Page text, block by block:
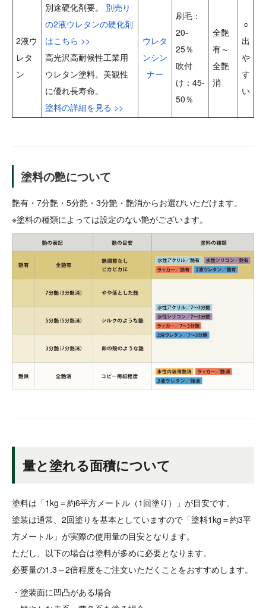
2液ウ
レタ
ン
別途硬化剤要。 別売り
の2液ウレタンの硬化剤
はこちら >>
高光沢高耐候性工業用
ウレタン塗料。美観性
に優れ長寿命。
塗料の詳細を見る >>
ウレタ
ンシン
ナー
刷毛：
20-
25％
吹付
け：45-
50％
全艶
有～
全艶
消
○
出
や
す
い
塗料の艶について
艶有・7分艶・5分艶・3分艶・艶消からお選びいただけます。
※塗料の種類によっては設定のない艶がございます。
量と塗れる面積について
塗料は「1kg＝約6平方メートル（1回塗り）」が目安です。
塗装は通常、2回塗りを基本としていますので「塗料1kg＝約3平
方メートル」が実際の使用量の目安となります。
ただし、以下の場合は塗料が多めに必要となります。
必要量の1.3～2倍程度をご注文いただくことをおすすめします。
・塗装面に凹凸がある場合